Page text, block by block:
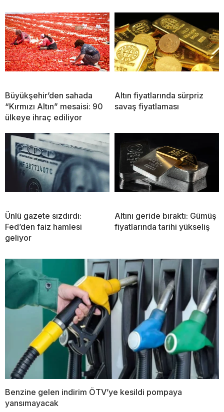
Büyükşehir’den sahada
“Kırmızı Altın” mesaisi: 90
ülkeye ihraç ediliyor
Altın fiyatlarında sürpriz
savaş fiyatlaması
Ünlü gazete sızdırdı:
Fed’den faiz hamlesi
geliyor
Altını geride bıraktı: Gümüş
fiyatlarında tarihi yükseliş
Benzine gelen indirim ÖTV’ye kesildi pompaya
yansımayacak